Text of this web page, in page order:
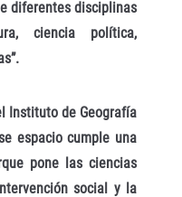
diferentes disciplinas
ciencia política,
Instituto de Geografía
espacio cumple una
pone las ciencias
social y la